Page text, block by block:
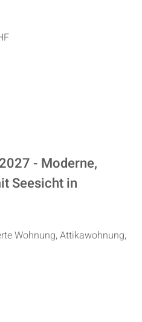
- Moderne,
Seesicht in
Wohnung, Attikawohnung,